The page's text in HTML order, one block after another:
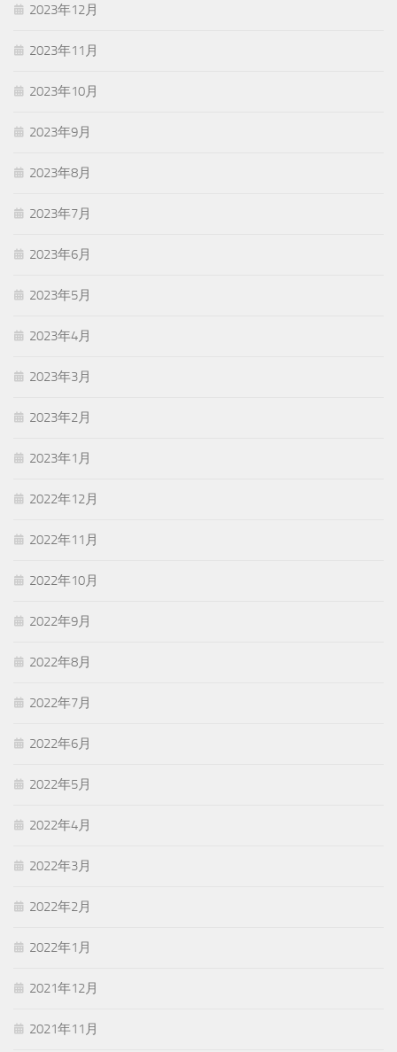
2023年12月
2023年11月
2023年10月
2023年9月
2023年8月
2023年7月
2023年6月
2023年5月
2023年4月
2023年3月
2023年2月
2023年1月
2022年12月
2022年11月
2022年10月
2022年9月
2022年8月
2022年7月
2022年6月
2022年5月
2022年4月
2022年3月
2022年2月
2022年1月
2021年12月
2021年11月